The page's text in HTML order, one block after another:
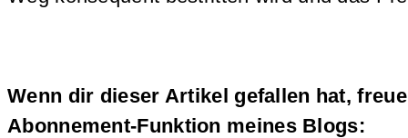
Wenn dir dieser Artikel gefallen hat,
Abonnement-Funktion meines Blogs: